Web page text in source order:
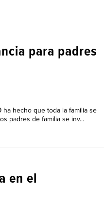
para padres
ha hecho que toda la familia se
padres de familia se inv...
en el